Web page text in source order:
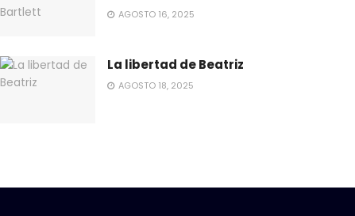
AGOSTO 16, 2025
La libertad de Beatriz
AGOSTO 18, 2025